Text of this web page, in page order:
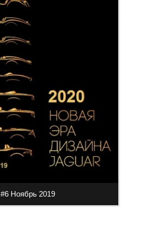
#6 Ноябрь 2019